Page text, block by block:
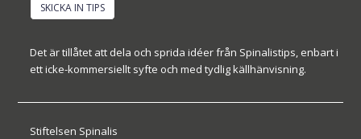
SKICKA IN TIPS
Det är tillåtet att dela och sprida idéer från Spinalistips, enbart i
ett icke-kommersiellt syfte och med tydlig källhänvisning.
Stiftelsen Spinalis